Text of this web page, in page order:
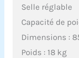
Selle réglable
Capacité de
Dimensions :
Poids : 18 kg